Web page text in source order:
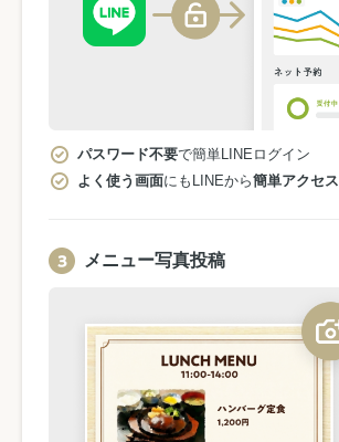
パスワード不要で簡単LINEログイン
よく使う画面にもLINEから簡単アクセス
メニュー写真投稿